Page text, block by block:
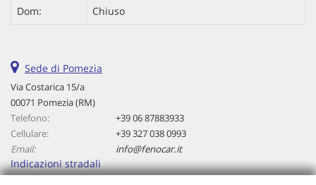
Dom:
Chiuso
Sede di Pomezia
Via Costarica 15/a
00071 Pomezia (RM)
Telefono:
+39 06 87883933
Cellulare:
+39 327 038 0993
Email:
info@fenocar.it
Indicazioni stradali